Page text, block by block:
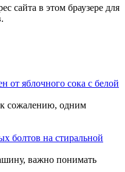
сайта в этом браузере для
от яблочного сока с белой
сожалению, одним
болтов на стиральной
важно понимать